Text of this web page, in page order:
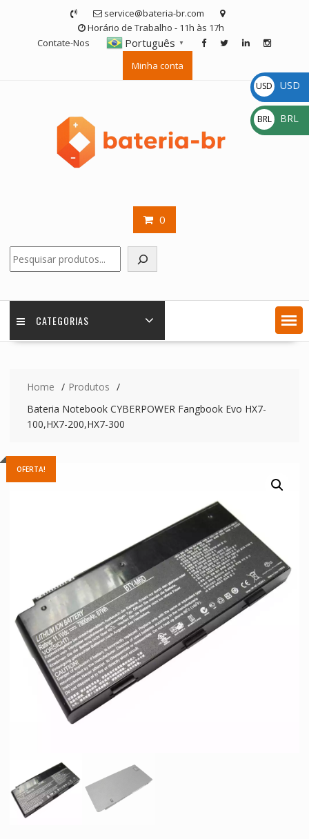
service@bateria-br.com
Horário de Trabalho - 11h às 17h
Contate-Nos
Português ▼
Minha conta
0
CATEGORIAS
Home
Produtos
Bateria Notebook CYBERPOWER Fangbook Evo HX7-
100,HX7-200,HX7-300
OFERTA!
USD
$
USD
BRL
R$
BRL